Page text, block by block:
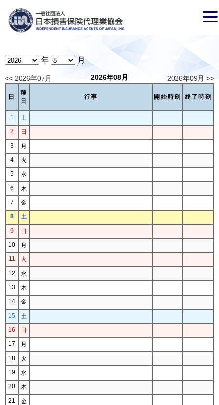
年 月
<< 2026年07月 2026年09月 >>
2026年08月
日
曜
日
行事 開始時刻 終了時刻
1
土
2
日
3
月
4
火
5
水
6
木
7
金
8
土
9
日
10
月
11
火
12
水
13
木
14
金
15
土
16
日
17
月
18
火
19
水
20
木
21
金